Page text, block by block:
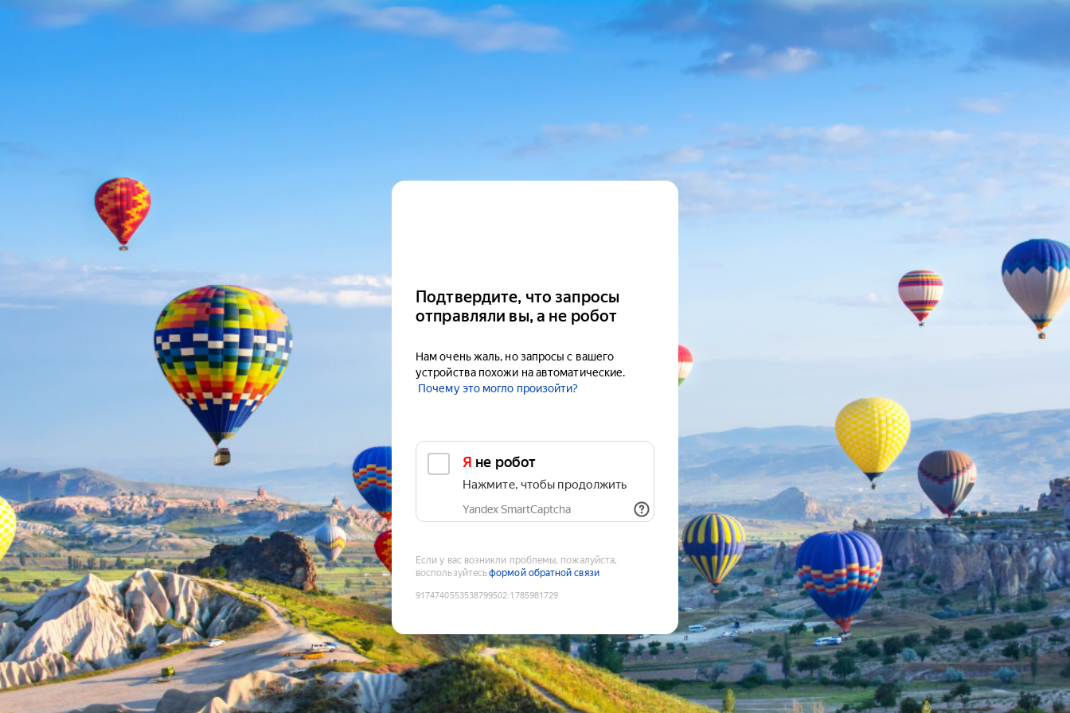
Подтвердите, что запросы
отправляли вы, а не робот
Нам очень жаль, но запросы с вашего
устройства похожи на автоматические.
Почему это могло произойти?
Я не робот
Нажмите, чтобы продолжить
Yandex SmartCaptcha
Если у вас возникли проблемы, пожалуйста,
воспользуйтесьформой обратной связи
9174740553538799502:1785981729